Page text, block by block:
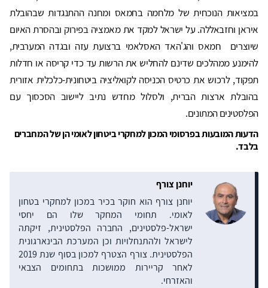
במציאות הנוכחית של מלחמה בחמאס ומחנה ההתנגדות שבהובלת
איראן וחזבאללה. על ישראל למקד את מאמציה בפירוק ובהסרת האיום
שיוצרים חמאס והג'האד האסלאמי ברצועת עזה ובגדה המערבית,
להימנע ממהלכים שדינם להחליש את הרשות עד כדי קריסה או חדלות
תפקוד, לרכוש את כרטיס הכניסה לקואליציה ביטחונית-כלכלית אזורית
בהובלת ארצות הברית, ולסלול מחדש נתיב ליישוב הסכסוך עם
הפלסטינים המתונים.
הדעות המובעות בפרסומי המכון למחקרי ביטחון לאומי הן של המחברים
בלבד.
יוחנן צורף
יוחנן צורף הוא חוקר בכיר במכון למחקרי בטחון
לאומי. תחומי המחקר שלו הם יחסי
ישראל-פלסטינים, החברה הפלסטינית, זיקתה
לישראל ולהתנחלויות וכן המערכת הבינארגונית
הפלסטינית. צורף הצטרף למכון בסוף שנת 2019
לאחר קריירות ממושכות בתחומים הצבאי
והאזרחי.